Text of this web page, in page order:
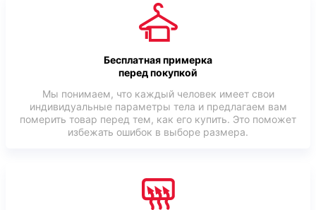
Бесплатная примерка
перед покупкой
Мы понимаем, что каждый человек имеет свои
индивидуальные параметры тела и предлагаем вам
померить товар перед тем, как его купить. Это поможет
избежать ошибок в выборе размера.